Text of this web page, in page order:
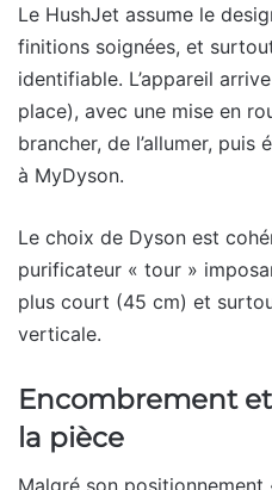
Le HushJet assume le
finitions soignées, et
identifiable. L’appareil
place), avec une mise en
brancher, de l’allumer, puis
à MyDyson.
Le choix de Dyson est
purificateur « tour »
plus court (45 cm) et
verticale.
Encombrement
la pièce